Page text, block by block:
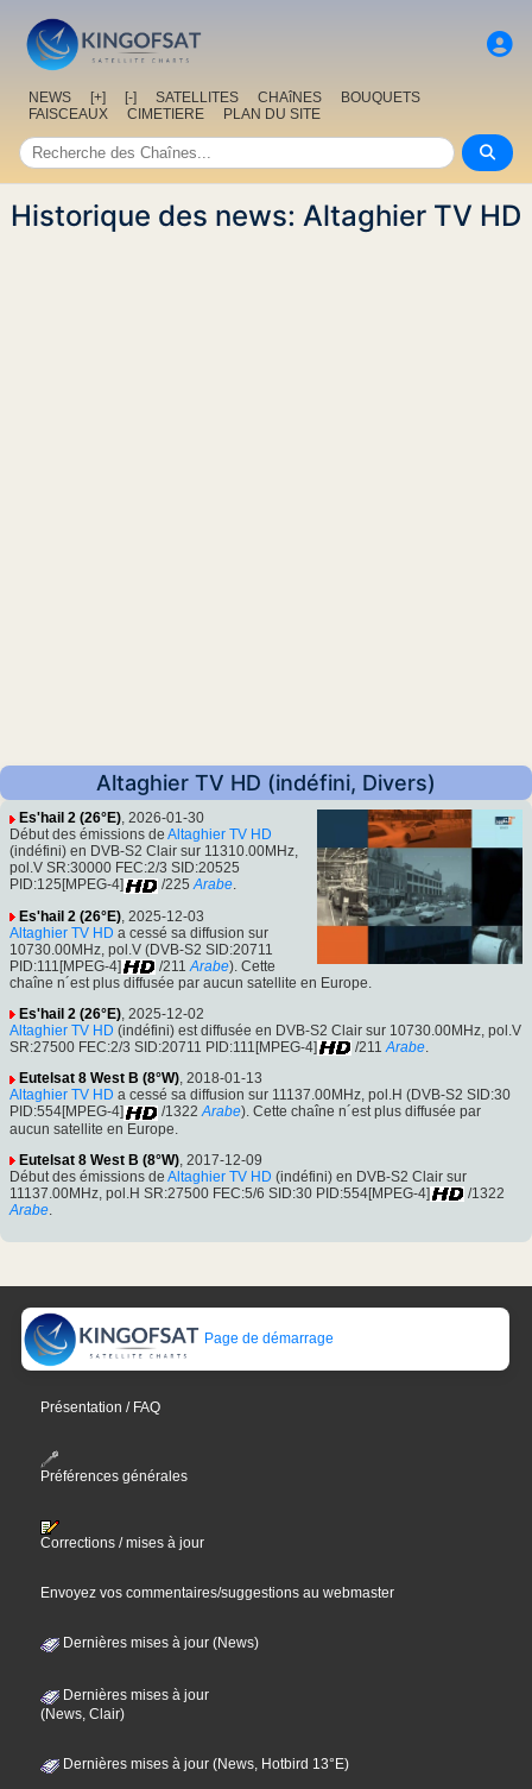
NEWS [+] [-] SATELLITES CHAîNES
BOUQUETS
FAISCEAUX
CIMETIERE PLAN DU SITE
Historique des news: Altaghier TV HD
Altaghier TV HD (indéfini, Divers)
Es'hail 2 (26°E), 2026-01-30
Début des émissions de Altaghier TV HD
(indéfini) en DVB-S2 Clair sur 11310.00MHz,
pol.V SR:30000 FEC:2/3 SID:20525
PID:125[MPEG-4]
/225 Arabe.
Es'hail 2 (26°E) , 2025-12-03
Altaghier TV HD a cessé sa diffusion sur
10730.00MHz, pol.V (DVB-S2 SID:20711
PID:111[MPEG-4]
/211 Arabe). Cette
chaîne n´est plus diffusée par aucun satellite en Europe.
Es'hail 2 (26°E), 2025-12-02
Altaghier TV HD (indéfini) est diffusée en DVB-S2 Clair sur 10730.00MHz, pol.V
SR:27500 FEC:2/3 SID:20711 PID:111[MPEG-4]
/211 Arabe.
Eutelsat 8 West B (8°W), 2018-01-13
Altaghier TV HD a cessé sa diffusion sur 11137.00MHz, pol.H (DVB-S2 SID:30
PID:554[MPEG-4]
/1322 Arabe). Cette chaîne n´est plus diffusée par
aucun satellite en Europe.
Eutelsat 8 West B (8°W) , 2017-12-09
Début des émissions de Altaghier TV HD (indéfini) en DVB-S2 Clair sur
11137.00MHz, pol.H SR:27500 FEC:5/6 SID:30 PID:554[MPEG-4]
/1322
Arabe.
Page de démarrage
Présentation / FAQ
Préférences générales
Corrections / mises à jour
Envoyez vos commentaires/suggestions au webmaster
Dernières mises à jour (News)
Dernières mises à jour
(News, Clair)
Dernières mises à jour (News, Hotbird 13°E)